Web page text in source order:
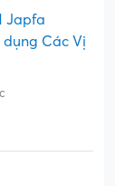
Japfa
dụng Các Vị